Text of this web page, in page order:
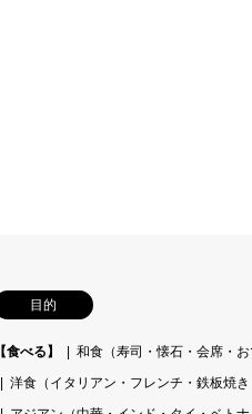
目的
【食べる】
和食（寿司・懐石・会席・お
洋食（イタリアン・フレンチ・鉄板焼き